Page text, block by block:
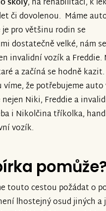
či dovolenou. Máme
je pro většinu rodin se
dostatečně velké, nám
invalidní vozík a Freddie.
a začíná se hodně
víme, že potřebujeme
nejen Niki, Freddie a
i Nikolčina tříkolka,
vozík.
touto cestou požádat o
lhostejný osud jiných a